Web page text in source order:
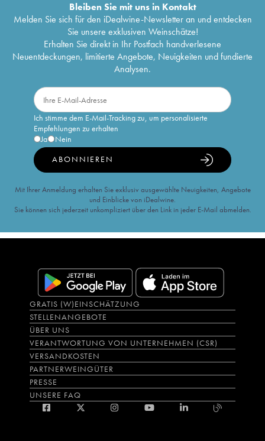
Bleiben Sie mit uns in Kontakt
Melden Sie sich für den iDealwine-Newsletter an und entdecken
Sie unsere exklusiven Weinschätze!
Erhalten Sie direkt in Ihr Postfach handverlesene
Neuentdeckungen, limitierte Angebote, Neuigkeiten und fundierte
Analysen.
Ich stimme dem E-Mail-Tracking zu, um personalisierte
Empfehlungen zu erhalten
Ja
Nein
ABONNIEREN
Mit Ihrer Anmeldung erhalten Sie exklusiv ausgewählte Neuigkeiten, Angebote
und Einblicke von iDealwine.
Sie können sich jederzeit unkompliziert über den Link in jeder E-Mail abmelden.
GRATIS (W)EINSCHÄTZUNG
STELLENANGEBOTE
ÜBER UNS
VERANTWORTUNG VON UNTERNEHMEN (CSR)
VERSANDKOSTEN
PARTNERWEINGÜTER
PRESSE
UNSERE FAQ